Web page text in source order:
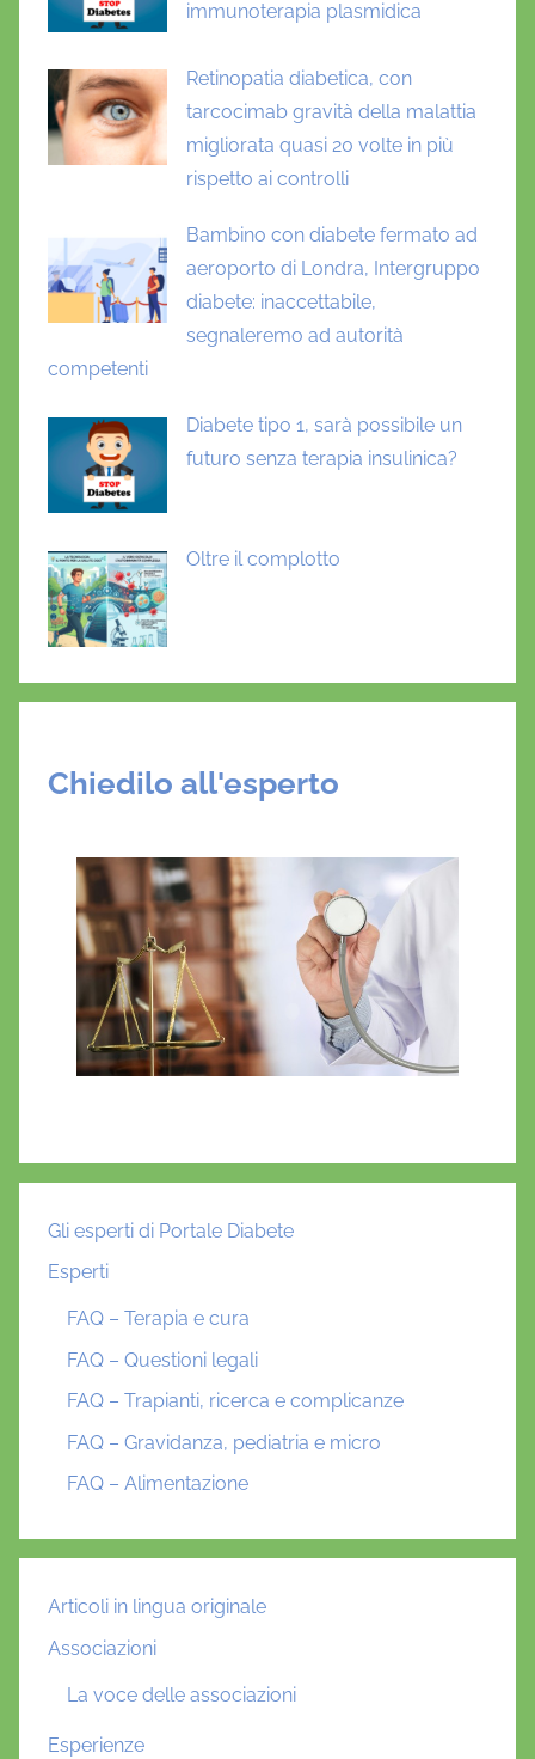
immunoterapia plasmidica
Retinopatia diabetica, con
tarcocimab gravità della malattia
migliorata quasi 20 volte in più
rispetto ai controlli
Bambino con diabete fermato ad
aeroporto di Londra, Intergruppo
diabete: inaccettabile,
segnaleremo ad autorità
competenti
Diabete tipo 1, sarà possibile un
futuro senza terapia insulinica?
Oltre il complotto
Chiedilo all'esperto
Gli esperti di Portale Diabete
Esperti
FAQ – Terapia e cura
FAQ – Questioni legali
FAQ – Trapianti, ricerca e complicanze
FAQ – Gravidanza, pediatria e micro
FAQ – Alimentazione
Articoli in lingua originale
Associazioni
La voce delle associazioni
Esperienze